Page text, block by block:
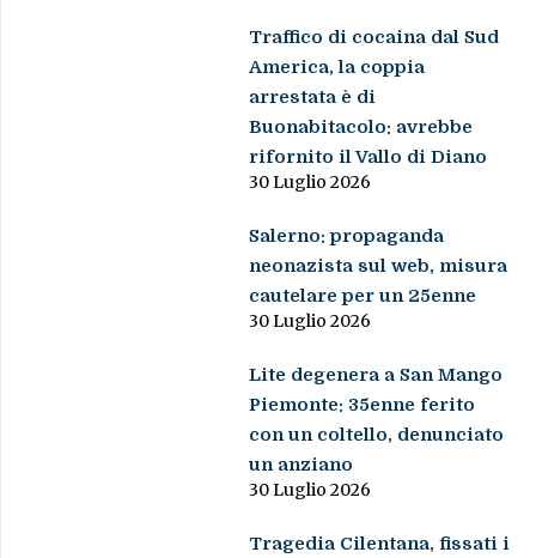
Traffico di cocaina dal Sud
America, la coppia
arrestata è di
Buonabitacolo: avrebbe
rifornito il Vallo di Diano
30 Luglio 2026
Salerno: propaganda
neonazista sul web, misura
cautelare per un 25enne
30 Luglio 2026
Lite degenera a San Mango
Piemonte: 35enne ferito
con un coltello, denunciato
un anziano
30 Luglio 2026
Tragedia Cilentana, fissati i